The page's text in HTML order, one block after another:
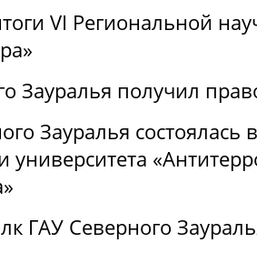
VI Региональной
Зауралья получил
Зауралья состоялась
университета
ГАУ Северного